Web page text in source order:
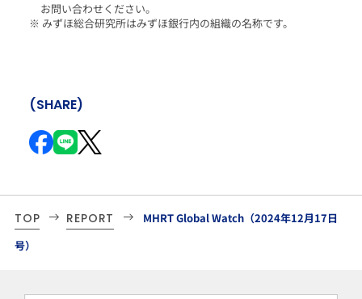
お問い合わせください。
※ みずほ総合研究所はみずほ銀行内の組織の名称です。
(SHARE)
TOP REPORT
MHRT Global Watch（2024年12月17日
号）